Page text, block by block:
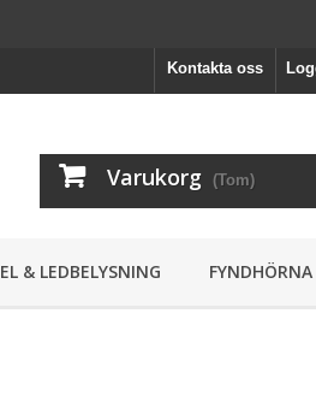
Kontakta oss
Varukorg (Tom)
EL & LEDBELYSNING FYNDHÖRNA